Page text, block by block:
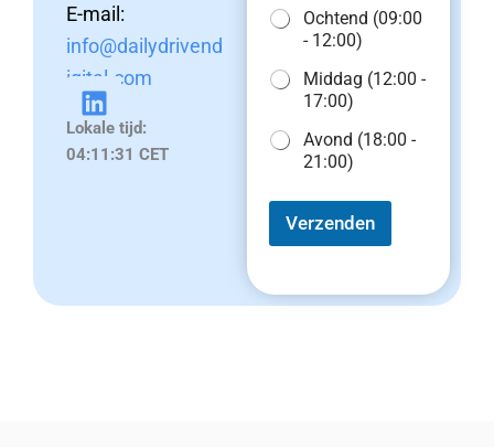
E-mail:
info@dailydrivend
igital.com
L
i
i
Lokale tijd:
04:11:31 CET
Ochtend (09:00
- 12:00)
Middag (12:00 -
17:00)
Avond (18:00 -
21:00)
Verzenden